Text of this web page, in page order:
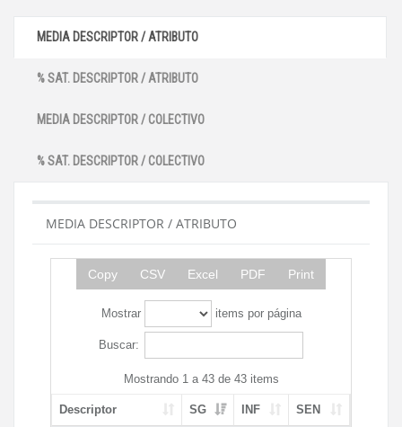
MEDIA DESCRIPTOR / ATRIBUTO
% SAT. DESCRIPTOR / ATRIBUTO
MEDIA DESCRIPTOR / COLECTIVO
% SAT. DESCRIPTOR / COLECTIVO
MEDIA DESCRIPTOR / ATRIBUTO
Copy CSV Excel PDF Print
Mostrar items por página
Buscar:
Mostrando 1 a 43 de 43 items
Descriptor SG INF SEN